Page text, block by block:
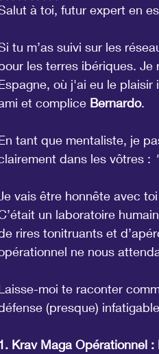
à toi, futur expert en
tu m’as suivi sur les
les terres ibériques.
où j'ai eu le
et complice Bernardo.
tant que mentaliste, je
dans les vôtres :
vais être honnête avec
un laboratoire
rires tonitruants et
ne nous
moi te raconter
(presque)
Krav Maga Opérationnel :